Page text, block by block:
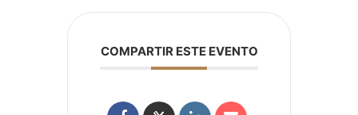
COMPARTIR ESTE EVENTO